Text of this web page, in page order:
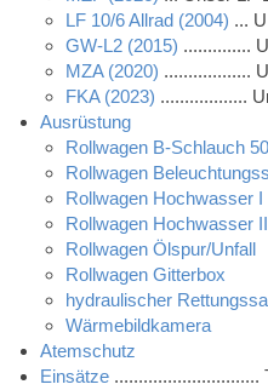
LF 10/6 Allrad (2004) ...
GW-L2 (2015) ..............
MZA (2020) ..................
FKA (2023) ..................
Ausrüstung
Rollwagen B-Schlauch
Rollwagen
Rollwagen Hochwasser I
Rollwagen Hochwasser II
Rollwagen Ölspur/Unfall
Rollwagen Gitterbox
hydraulischer
Wärmebildkamera
Atemschutz
Einsätze..............................